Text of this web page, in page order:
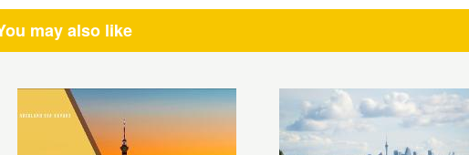
may also like